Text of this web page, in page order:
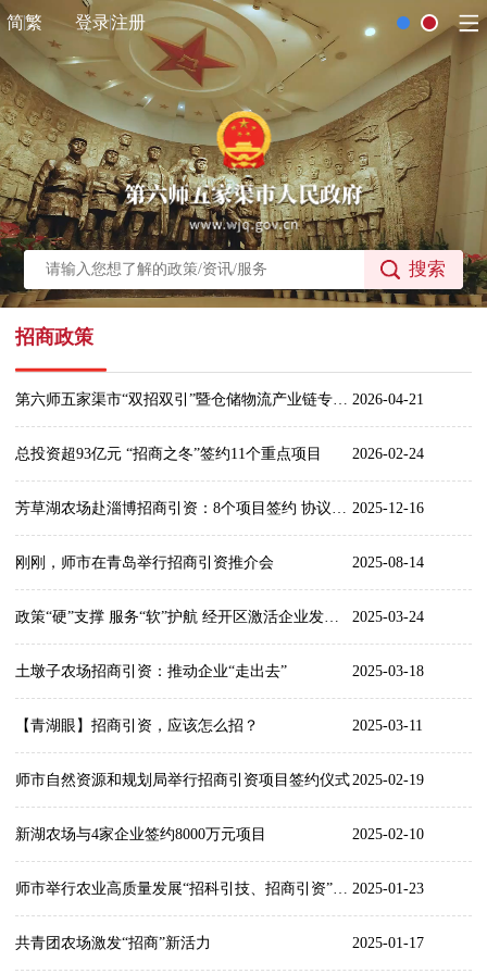
简繁 登录注册
搜索
招商政策
第六师五家渠市“双招双引”暨仓储物流产业链专题招商引资推介会在重庆成功举办 2026-04-21
总投资超93亿元 “招商之冬”签约11个重点项目 2026-02-24
芳草湖农场赴淄博招商引资：8个项目签约 协议投资总额6亿元 2025-12-16
刚刚，师市在青岛举行招商引资推介会 2025-08-14
政策“硬”支撑 服务“软”护航 经开区激活企业发展动能 2025-03-24
土墩子农场招商引资：推动企业“走出去” 2025-03-18
【青湖眼】招商引资，应该怎么招？ 2025-03-11
师市自然资源和规划局举行招商引资项目签约仪式2025-02-19
新湖农场与4家企业签约8000万元项目 2025-02-10
师市举行农业高质量发展“招科引技、招商引资”推介会 2025-01-23
共青团农场激发“招商”新活力 2025-01-17